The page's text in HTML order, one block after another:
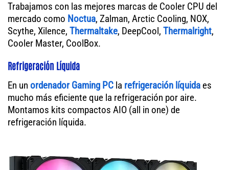
Trabajamos con las mejores marcas de Cooler CPU del
mercado como Noctua, Zalman, Arctic Cooling, NOX,
Scythe, Xilence, Thermaltake, DeepCool, Thermalright,
Cooler Master, CoolBox.
Refrigeración Líquida
En un ordenador Gaming PC la refrigeración líquida es
mucho más eficiente que la refrigeración por aire.
Montamos kits compactos AIO (all in one) de
refrigeración líquida.